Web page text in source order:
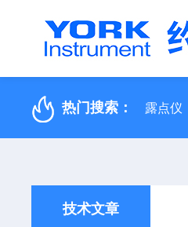
热门搜索： 露点仪
技术文章